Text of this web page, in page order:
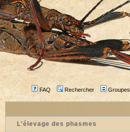
FAQ Rechercher
L'élevage des phasmes